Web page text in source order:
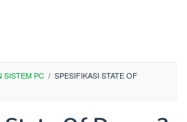
SISTEM PC / SPESIFIKASI STATE OF